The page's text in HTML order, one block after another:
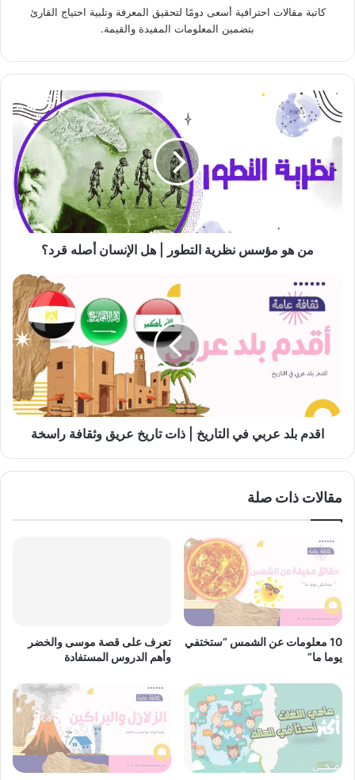
كاتبة مقالات احترافية أسعى دومًا لتحقيق المعرفة وتلبية احتياج القارئ
بتضمين المعلومات المفيدة والقيمة.
من
هو
التطور
من هو مؤسس نظرية التطور | هل الإنسان أصله قرد؟
اقدم
عربي
في
التاريخ
تاريخ
عريق
وثقافةاقدم بلد عربي في التاريخ | ذات تاريخ عريق وثقافة راسخة
مقالات ذات صلة
10 معلومات عن الشمس “ستختفي
يوما ما”
تعرف على قصة موسى والخضر
وأهم الدروس المستفادة